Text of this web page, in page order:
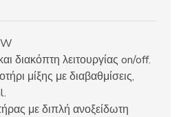
διακόπτη λειτουργίας on/off.
μίξης με διαβαθμίσεις,
με διπλή ανοξείδωτη